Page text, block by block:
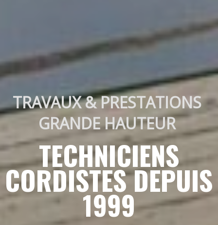
TRAVAUX & PRESTATIONS
GRANDE HAUTEUR
TECHNICIENS
CORDISTES DEPUIS
1999